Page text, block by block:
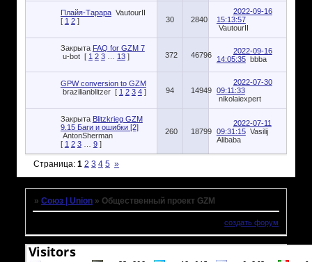
Плайя-Тарара VautourII
[ 1 2 ] 30 2840
2022-09-16
15:13:57
VautourII
Закрыта FAQ for GZM 7
u-bot [ 1 2 3 13 ] 372 46796
2022-09-16
14:05:35 bbba
GPW conversion to GZM
brazilianblitzer [ 1 2 3 4 ] 94 14949
2022-07-30
09:11:33
nikolaiexpert
Закрыта Blitzkrieg GZM
9.15 Баги и ошибки [2]
AntonSherman
[ 1 2 3 9 ]
260 18799
2022-07-11
09:31:15 Vasilij
Alibaba
Страница: 1 2 3 4 5 »
» Союз | Union » Общественный проект GZM
создать форум